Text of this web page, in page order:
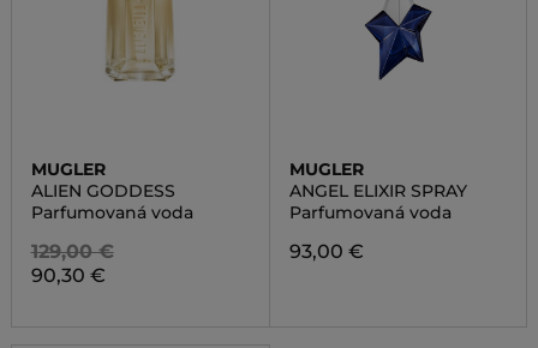
MUGLER
ALIEN GODDESS
Parfumovaná voda
129,00 €
90,30 €
MUGLER
ANGEL ELIXIR SPRAY
Parfumovaná voda
93,00 €